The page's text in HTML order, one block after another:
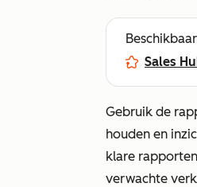
Sales
Gebruik de
houden en
klare
verwachte